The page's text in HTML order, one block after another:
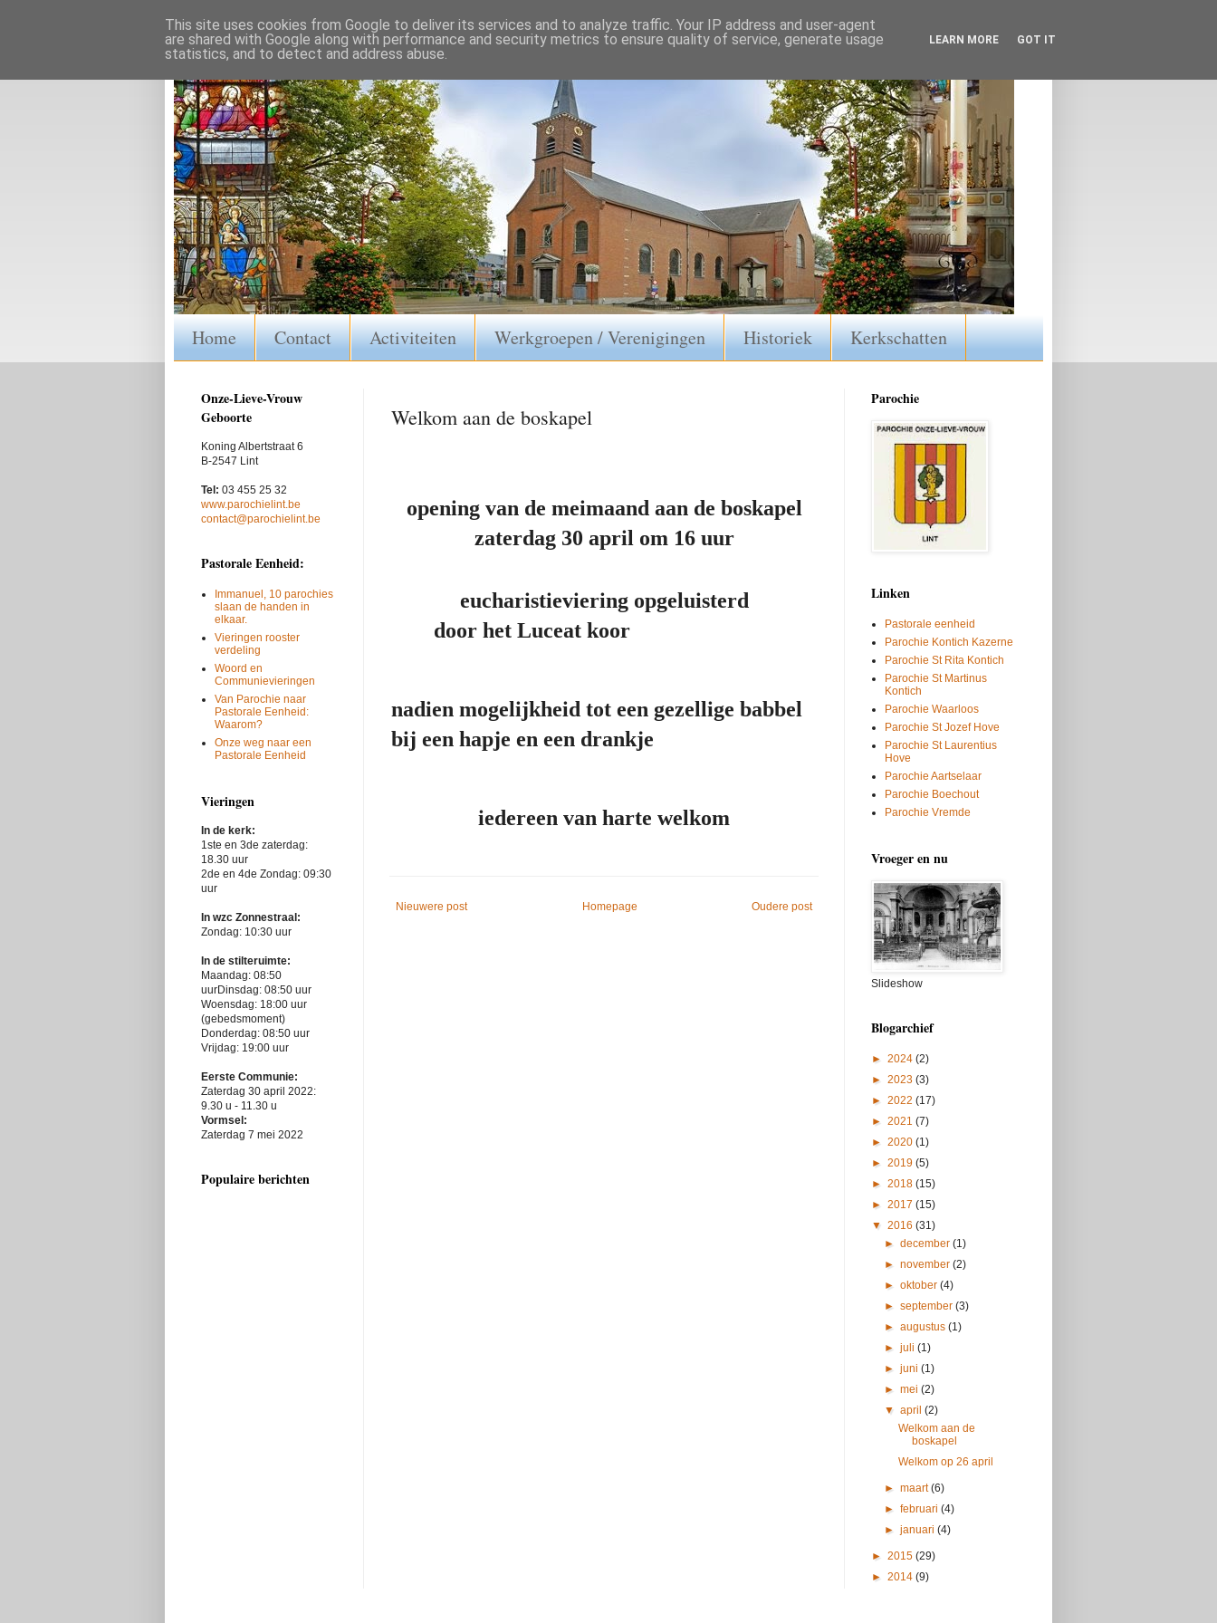
Home Contact Activiteiten Werkgroepen / Verenigingen Historiek Kerkschatten
Welkom aan de boskapel
opening van de meimaand aan de boskapel
zaterdag 30 april om 16 uur
eucharistieviering opgeluisterd
door het Luceat koor
nadien mogelijkheid tot een gezellige babbel
bij een hapje en een drankje
iedereen van harte welkom
Nieuwere post Oudere post
Homepage
Onze-Lieve-Vrouw
Geboorte
Koning Albertstraat 6
B-2547 Lint
Tel: 03 455 25 32
www.parochielint.be
contact@parochielint.be
Pastorale Eenheid:
Immanuel, 10 parochies
slaan de handen in
elkaar.
Vieringen rooster
verdeling
Woord en
Communievieringen
Van Parochie naar
Pastorale Eenheid:
Waarom?
Onze weg naar een
Pastorale Eenheid
Vieringen
In de kerk:
1ste en 3de zaterdag:
18.30 uur
2de en 4de Zondag: 09:30
uur
In wzc Zonnestraal:
Zondag: 10:30 uur
In de stilteruimte:
Maandag: 08:50
uurDinsdag: 08:50 uur
Woensdag: 18:00 uur
(gebedsmoment)
Donderdag: 08:50 uur
Vrijdag: 19:00 uur
Eerste Communie:
Zaterdag 30 april 2022:
9.30 u - 11.30 u
Vormsel:
Zaterdag 7 mei 2022
Populaire berichten
Parochie
Linken
Pastorale eenheid
Parochie Kontich Kazerne
Parochie St Rita Kontich
Parochie St Martinus
Kontich
Parochie Waarloos
Parochie St Jozef Hove
Parochie St Laurentius
Hove
Parochie Aartselaar
Parochie Boechout
Parochie Vremde
Vroeger en nu
Slideshow
Blogarchief
► 2024 (2)
► 2023 (3)
► 2022 (17)
► 2021 (7)
► 2020 (1)
► 2019 (5)
► 2018 (15)
► 2017 (15)
▼ 2016 (31)
►december(1)
►november(2)
►oktober(4)
►september(3)
►augustus(1)
►juli(1)
►juni(1)
►mei(2)
▼april(2)
Welkom aan de
boskapel
Welkom op 26 april
►maart(6)
►februari(4)
►januari(4)
► 2015 (29)
► 2014 (9)
This site uses cookies from Google to deliver its services and to analyze traffic. Your IP address and user-agent
are shared with Google along with performance and security metrics to ensure quality of service, generate usage
statistics, and to detect and address abuse.
LEARN MORE GOT IT